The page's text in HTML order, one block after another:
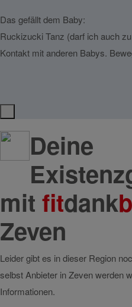
Das gefällt dem Baby:
Ruckizucki Tanz (darf ich auch
Kontakt mit anderen Babys.
Deine
mit fitdank
Zeven
Leider gibt es in dieser Region
selbst Anbieter in Zeven werden
Informationen.